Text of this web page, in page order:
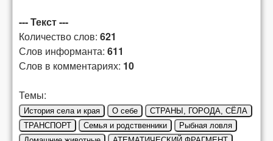
--- Текст ---
Количество слов: 621
Слов информанта: 611
Слов в комментариях: 10
Темы:
История села и края О себе
СТРАНЫ, ГОРОДА, СЁЛА
ТРАНСПОРТ
Семья и родственники
Рыбная ловля